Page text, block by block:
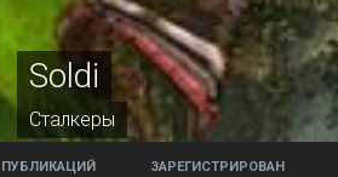
Soldi
Сталкеры
ПУБЛИКАЦИЙ ЗАРЕГИСТРИРОВАН